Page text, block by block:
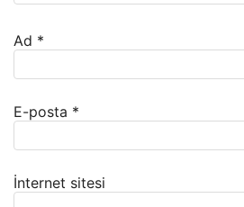
Ad *
E-posta *
İnternet sitesi